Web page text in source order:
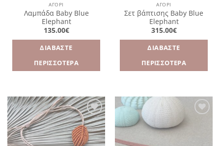
ΑΓΌΡΙ
Λαμπάδα Baby Blue
Elephant
135.00€
ΔΙΑΒΆΣΤΕ
ΠΕΡΙΣΣΌΤΕΡΑ
ΑΓΌΡΙ
Σετ βάπτισης Baby Blue
Elephant
315.00€
ΔΙΑΒΆΣΤΕ
ΠΕΡΙΣΣΌΤΕΡΑ
Πρόσθήκη
στην
λίστα
επιθυμιών
Πρόσθήκη